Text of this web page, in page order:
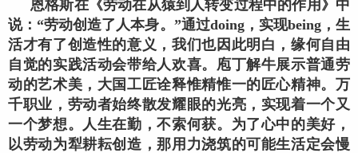
恩格斯在《劳动在从猿到人转变过程中的作用》中
说：“劳动创造了人本身。”通过doing，实现being，生
活才有了创造性的意义，我们也因此明白，缘何自由
自觉的实践活动会带给人欢喜。庖丁解牛展示普通劳
动的艺术美，大国工匠诠释惟精惟一的匠心精神。万
千职业，劳动者始终散发耀眼的光亮，实现着一个又
一个梦想。人生在勤，不索何获。为了心中的美好，
以劳动为犁耕耘创造，那用力浇筑的可能生活定会慢